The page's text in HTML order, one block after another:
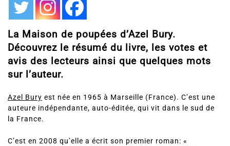
La Maison de poupées d’Azel Bury.
Découvrez le résumé du livre, les votes et
avis des lecteurs ainsi que quelques mots
sur l’auteur.
Azel Bury est née en 1965 à Marseille (France). C’est une
auteure indépendante, auto-éditée, qui vit dans le sud de
la France.
C’est en 2008 qu’elle a écrit son premier roman: «